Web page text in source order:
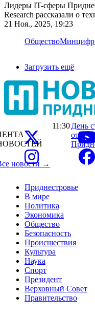
Лидеры IT-сферы
Research рассказали о
востребованных навыках
21 Ноя., 2025, 19:23
Общество
Загрузить ещё
Приднестровье
В мире
Политика
Экономика
Общество
Безопасность
Происшествия
Культура
Наука
Спорт
Президент
Верховный Совет
Правительство
новости →
11:30День